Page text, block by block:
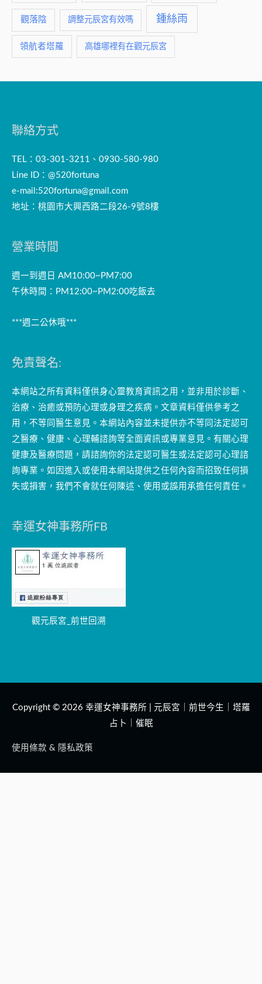
觀落陰 調整元辰宮有效嗎 鍾絲雨
領航者塔羅 高雄哪裡有在觀元辰宮
聯絡方式
TEL：03-301-3211、0930-580-980
Line ID：@520fortuna
e-mail:520fortuna@gmail.com
地址：桃園市大興西路二段26-9號8樓
營業時間
週一到週日 AM10:00~PM7:00
午休時間：PM12:00~PM2:00吃飯去
***週二公休哦***
免責聲名:
本網站之所有資料僅供身心靈教育資訊之用，並非用於診斷、
治療、治癒或預防心理或身理之疾病。文章資料僅供參考之
用，不等同醫生意見。本網站內容並未提供亦不等同法定認可
之醫療、健康、心理輔諮詢等全面資訊或專業意見。有關心理
健康及醫療問題，請諮詢你的法定認可醫生或法定認可心理諮
詢專業。如因進入或使用本網站提供之任何內容而招致任何損
失或損害，我們不會就任何陳述、使用或誤用承擔任何責任。
幸運女神事務所FB
觀元辰宮_前世回溯
Copyright © 2026 幸運女神事務所 | 元辰宮｜前世今生｜塔羅
占卜｜催眠
使用條款 & 隱私政策